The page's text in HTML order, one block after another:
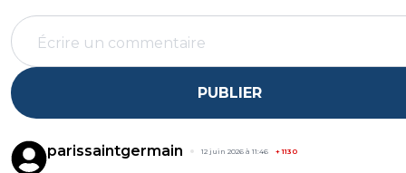
PUBLIER
parissaintgermain 12 juin 2026 à 11:46 +1130